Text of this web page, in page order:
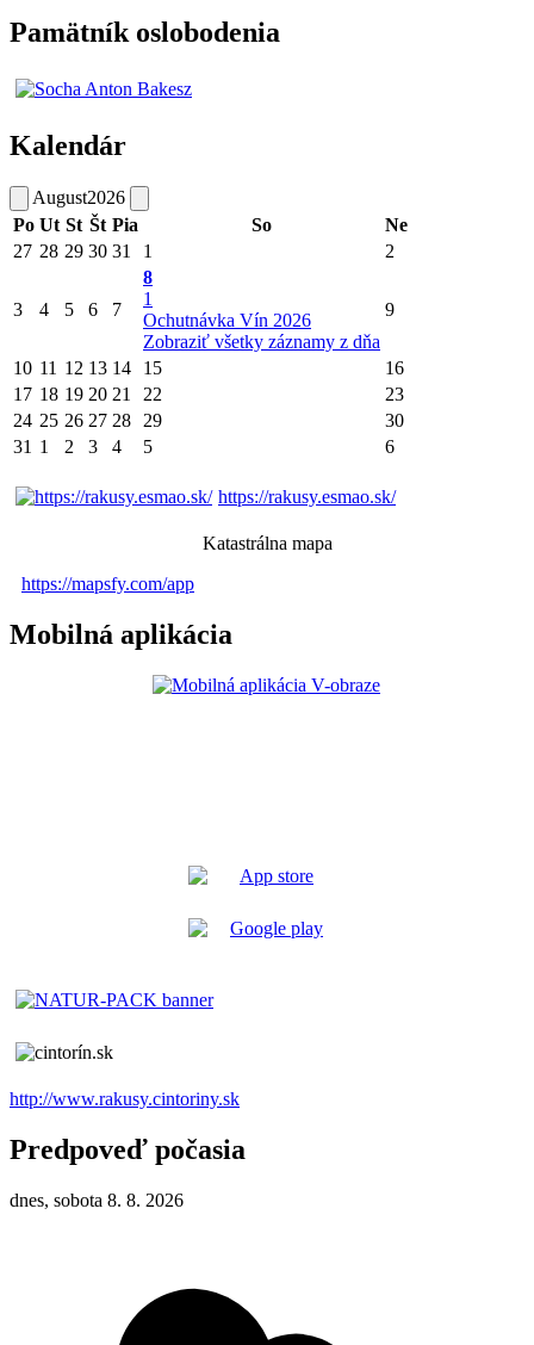
Pamätník oslobodenia
Kalendár
August2026
Po Ut St Št Pia So
Ne
27 28 29 30 31 1 2
3 4 5 6 7
8
1
Ochutnávka Vín 2026
Zobraziť všetky záznamy z dňa
9
10 11 12 13 14 15
16
17 18 19 20 21 22
23
24 25 26 27 28 29
30
31 1 2 3 4 5 6
https://rakusy.esmao.sk/
Katastrálna mapa
https://mapsfy.com/app
Mobilná aplikácia
http://www.rakusy.cintoriny.sk
Predpoveď počasia
dnes, sobota 8. 8. 2026